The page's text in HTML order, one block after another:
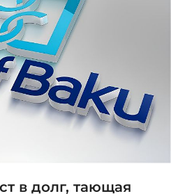
в долг, тающая